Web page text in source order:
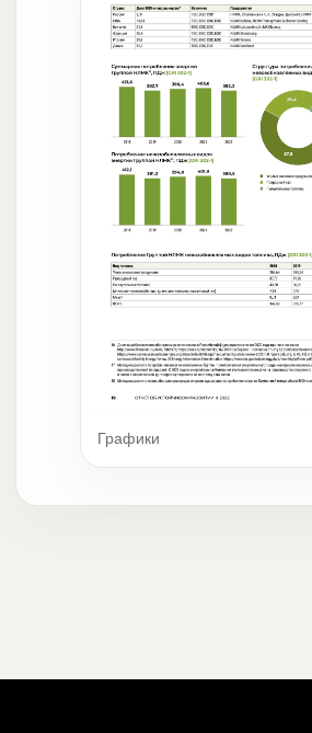
Графики